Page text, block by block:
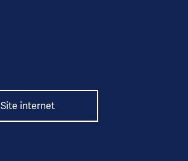
Site internet